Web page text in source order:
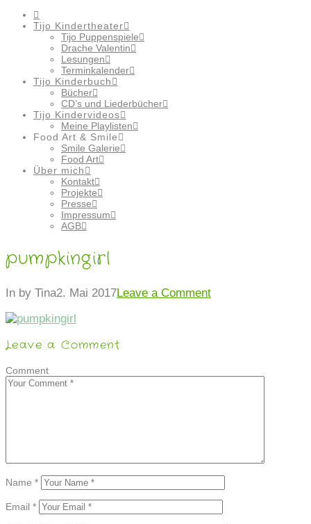
Tijo Kindertheater
Tijo Puppenspiele
Drache Valentin
Lesungen
Terminkalender
Tijo Kinderbuch
Bücher
CD’s und Liederbücher
Tijo Kindervideos
Meine Playlisten
Food Art & Smile
Smile Galerie
Food Art
Über mich
Kontakt
Projekte
Presse
Impressum
AGB
pumpkingirl
In by Tina2. Mai 2017Leave a Comment
Leave a Comment
Comment
Name *
Email *